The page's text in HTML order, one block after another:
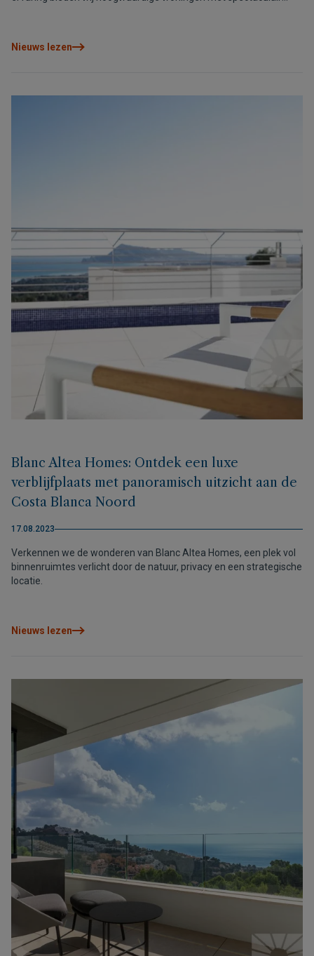
Nieuws lezen
Blanc Altea Homes: Ontdek een luxe
verblijfplaats met panoramisch uitzicht aan de
Costa Blanca Noord
17.08.2023
Verkennen we de wonderen van Blanc Altea Homes, een plek vol
binnenruimtes verlicht door de natuur, privacy en een strategische
locatie.
Nieuws lezen